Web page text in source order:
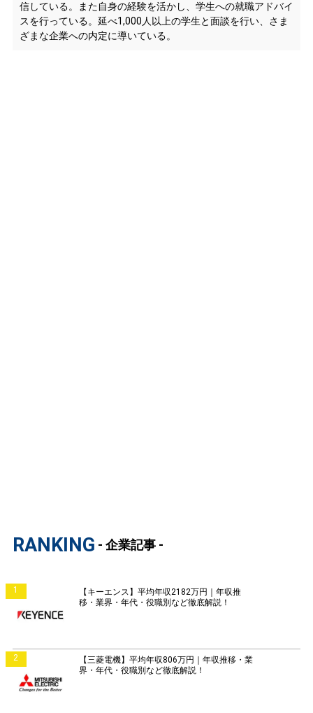
信している。また自身の経験を活かし、学生への就職アドバイ
スを行っている。延べ1,000人以上の学生と面談を行い、さま
ざまな企業への内定に導いている。
RANKING - 企業記事 -
1
【キーエンス】平均年収2182万円｜年収推
移・業界・年代・役職別など徹底解説！
2
【三菱電機】平均年収806万円｜年収推移・業
界・年代・役職別など徹底解説！